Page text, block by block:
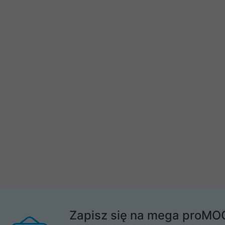
Zapisz się na mega